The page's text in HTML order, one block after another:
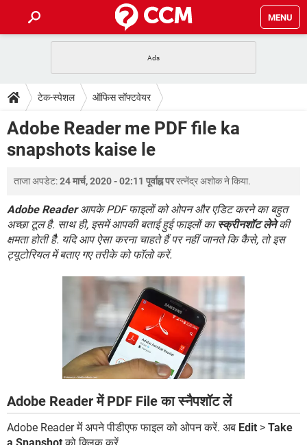
MENU
फोन पर अकाउंट बैलेंस चेक
WhatsApp Hack हो गया? Lucky Patcher यूज करें
टेक-स्पेशल
2020 के फ्री एंटीवायरस
बेस्ट फ्री ऑनलाइन गेम्स
डाउनलोड
Vidmate
FORUM
TikTok Account Freeze हो गया JioPhone में TikTok डाउनलोड
SBI बैंक अकाउंट नंबर पता करें
केबल और कनेक्टर्स कंप्यूटर बस
सीरियल और पैरलल पोर्ट
टेक-स्पेशल ऑफिस सॉफ्टवेयर
Adobe Reader me PDF file ka
snapshots kaise le
ताजा अपडेट:24 मार्च, 2020 - 02:11 पूर्वाह्न पररत्नेंद्र अशोकने किया.
Adobe Readerआपके PDF फाइलों को ओपन और एडिट करने का बहुत
अच्छा टूल है. साथ ही, इसमें आपकी बताई हुई फाइलों का स्क्रीनशॉट लेनेकी
क्षमता होती हैैै. यदि आप ऐसा करना चाहते हैं पर नहीं जानते कि कैसे, तो इस
ट्यूटोरियल में बताए गए तरीके को फॉलो करें.
Adobe Reader में PDF File का स्नैपशॉट लें
Adobe Reader मेंं अपने पीडीएफ फाइल को ओपन करें. अब Edit > Take